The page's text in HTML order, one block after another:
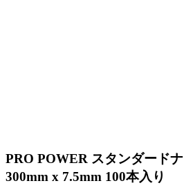
PRO POWER スタンダード
300mm x 7.5mm 100本入り